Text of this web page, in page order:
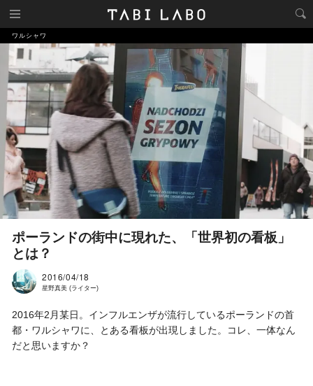
ワルシャワ
ポーランドの街中に現れた、「世界初の看板」
とは？
2016/04/18
星野真美 (ライター)
2016年2月某日。インフルエンザが流行しているポーランドの首
都・ワルシャワに、とある看板が出現しました。コレ、一体なん
だと思いますか？